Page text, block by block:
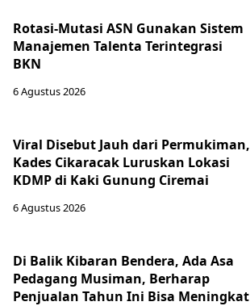
Rotasi-Mutasi ASN Gunakan Sistem
Manajemen Talenta Terintegrasi
BKN
6 Agustus 2026
Viral Disebut Jauh dari Permukiman,
Kades Cikaracak Luruskan Lokasi
KDMP di Kaki Gunung Ciremai
6 Agustus 2026
Di Balik Kibaran Bendera, Ada Asa
Pedagang Musiman, Berharap
Penjualan Tahun Ini Bisa Meningkat